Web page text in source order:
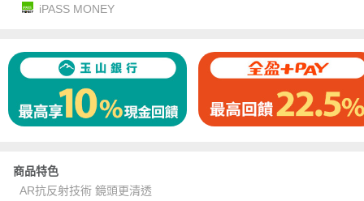
iPASS MONEY
商品特色
AR抗反射技術 鏡頭更清透